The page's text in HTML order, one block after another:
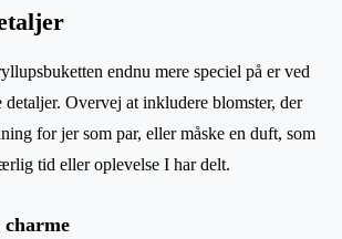
endnu mere speciel på er ved
Overvej at inkludere blomster, der
for jer som par, eller måske en duft, som
tid eller oplevelse I har delt.